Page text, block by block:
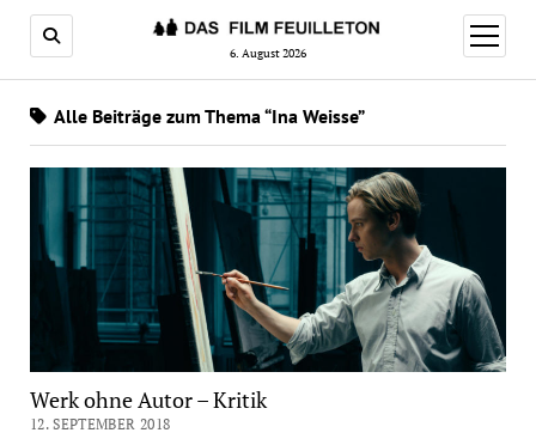
6. August 2026
Menü
öffnen
Alle Beiträge zum Thema “Ina Weisse”
Werk ohne Autor – Kritik
12. SEPTEMBER 2018